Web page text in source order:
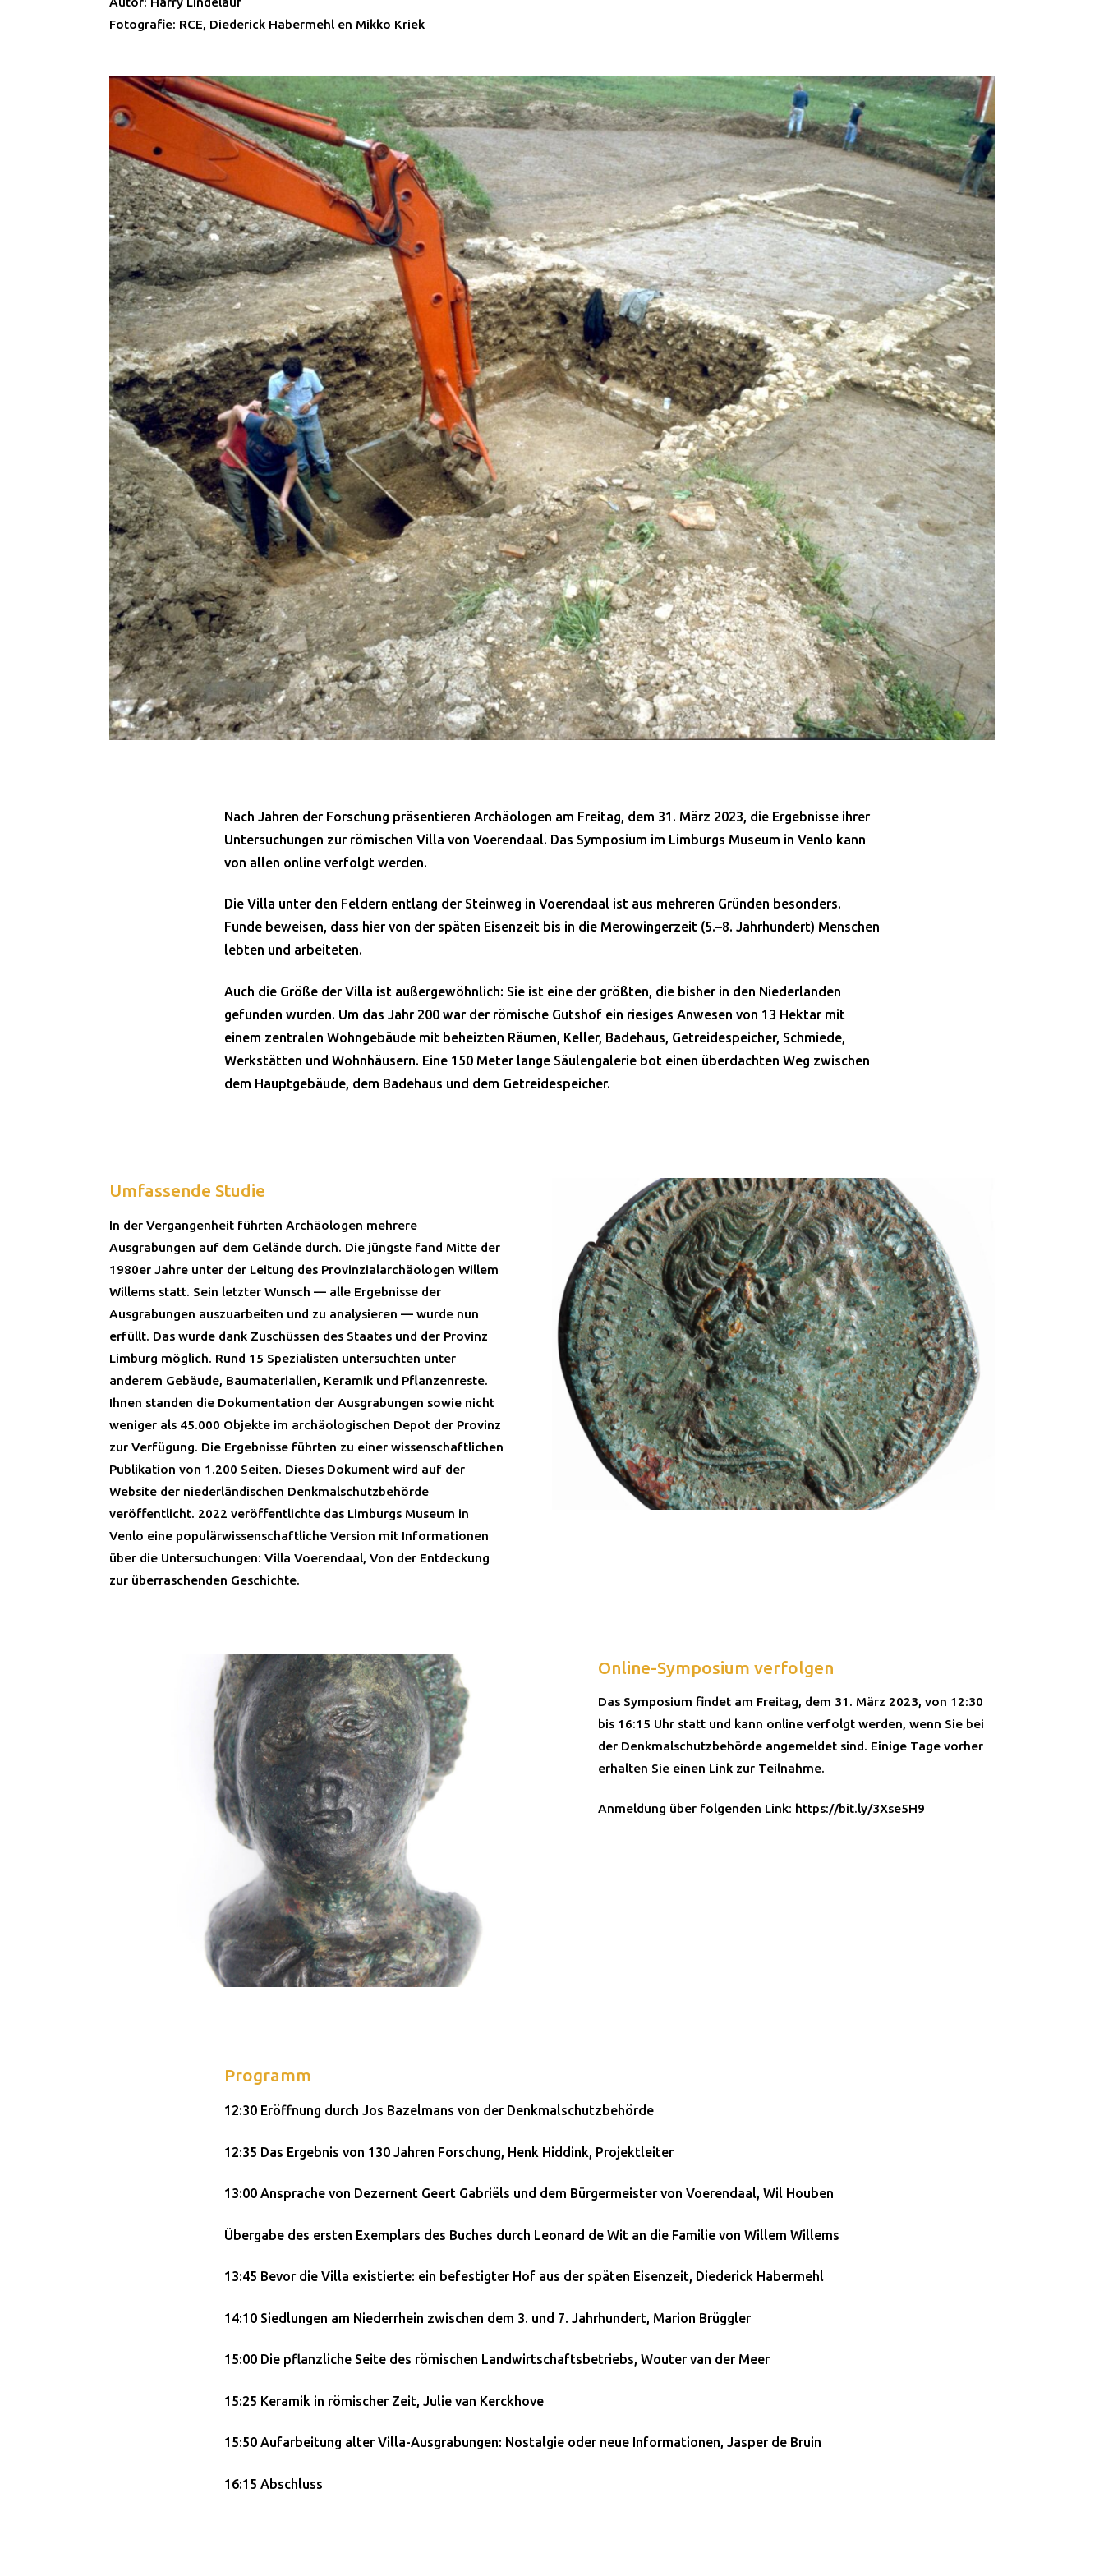
Fotografie: RCE, Diederick Habermehl en Mikko Kriek
Nach Jahren der Forschung präsentieren Archäologen am Freitag, dem 31. März 2023, die Ergebnisse ihrer
Untersuchungen zur römischen Villa von Voerendaal. Das Symposium im Limburgs Museum in Venlo kann
von allen online verfolgt werden.
Die Villa unter den Feldern entlang der Steinweg in Voerendaal ist aus mehreren Gründen besonders.
Funde beweisen, dass hier von der späten Eisenzeit bis in die Merowingerzeit (5.–8. Jahrhundert) Menschen
lebten und arbeiteten.
Auch die Größe der Villa ist außergewöhnlich: Sie ist eine der größten, die bisher in den Niederlanden
gefunden wurden. Um das Jahr 200 war der römische Gutshof ein riesiges Anwesen von 13 Hektar mit
einem zentralen Wohngebäude mit beheizten Räumen, Keller, Badehaus, Getreidespeicher, Schmiede,
Werkstätten und Wohnhäusern. Eine 150 Meter lange Säulengalerie bot einen überdachten Weg zwischen
dem Hauptgebäude, dem Badehaus und dem Getreidespeicher.
Umfassende Studie
In der Vergangenheit führten Archäologen mehrere
Ausgrabungen auf dem Gelände durch. Die jüngste fand Mitte der
1980er Jahre unter der Leitung des Provinzialarchäologen Willem
Willems statt. Sein letzter Wunsch — alle Ergebnisse der
Ausgrabungen auszuarbeiten und zu analysieren — wurde nun
erfüllt. Das wurde dank Zuschüssen des Staates und der Provinz
Limburg möglich. Rund 15 Spezialisten untersuchten unter
anderem Gebäude, Baumaterialien, Keramik und Pflanzenreste.
Ihnen standen die Dokumentation der Ausgrabungen sowie nicht
weniger als 45.000 Objekte im archäologischen Depot der Provinz
zur Verfügung. Die Ergebnisse führten zu einer wissenschaftlichen
Publikation von 1.200 Seiten. Dieses Dokument wird auf der
Website der niederländischen Denkmalschutzbehörde
veröffentlicht. 2022 veröffentlichte das Limburgs Museum in
Venlo eine populärwissenschaftliche Version mit Informationen
über die Untersuchungen: Villa Voerendaal, Von der Entdeckung
zur überraschenden Geschichte.
Online-Symposium verfolgen
Das Symposium findet am Freitag, dem 31. März 2023, von 12:30
bis 16:15 Uhr statt und kann online verfolgt werden, wenn Sie bei
der Denkmalschutzbehörde angemeldet sind. Einige Tage vorher
erhalten Sie einen Link zur Teilnahme.
Anmeldung über folgenden Link: https://bit.ly/3Xse5H9
Programm
12:30 Eröffnung durch Jos Bazelmans von der Denkmalschutzbehörde
12:35 Das Ergebnis von 130 Jahren Forschung, Henk Hiddink, Projektleiter
13:00 Ansprache von Dezernent Geert Gabriëls und dem Bürgermeister von Voerendaal, Wil Houben
Übergabe des ersten Exemplars des Buches durch Leonard de Wit an die Familie von Willem Willems
13:45 Bevor die Villa existierte: ein befestigter Hof aus der späten Eisenzeit, Diederick Habermehl
14:10 Siedlungen am Niederrhein zwischen dem 3. und 7. Jahrhundert, Marion Brüggler
15:00 Die pflanzliche Seite des römischen Landwirtschaftsbetriebs, Wouter van der Meer
15:25 Keramik in römischer Zeit, Julie van Kerckhove
15:50 Aufarbeitung alter Villa-Ausgrabungen: Nostalgie oder neue Informationen, Jasper de Bruin
16:15 Abschluss